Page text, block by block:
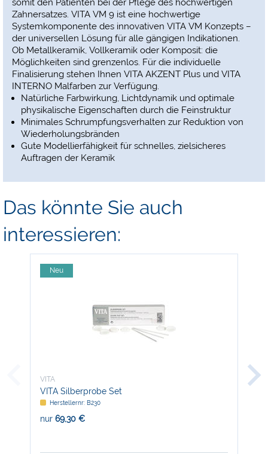
somit den Patienten bei der Pflege des hochwertigen
Zahnersatzes. VITA VM 9 ist eine hochwertige
Systemkomponente des innovativen VITA VM Konzepts –
der universellen Lösung für alle gängigen Indikationen.
Ob Metallkeramik, Vollkeramik oder Komposit: die
Möglichkeiten sind grenzenlos. Für die individuelle
Finalisierung stehen Ihnen VITA AKZENT Plus und VITA
INTERNO Malfarben zur Verfügung.
Natürliche Farbwirkung, Lichtdynamik und optimale
physikalische Eigenschaften durch die Feinstruktur
Minimales Schrumpfungsverhalten zur Reduktion von
Wiederholungsbränden
Gute Modellierfähigkeit für schnelles, zielsicheres
Auftragen der Keramik
Das könnte Sie auch
interessieren:
Neu
VITA
VITA Silberprobe Set
Herstellernr: B230
nur 69,30 €